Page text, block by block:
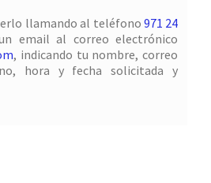
llamando al teléfono 971 24
email al correo electrónico
, indicando tu nombre, correo
hora y fecha solicitada y